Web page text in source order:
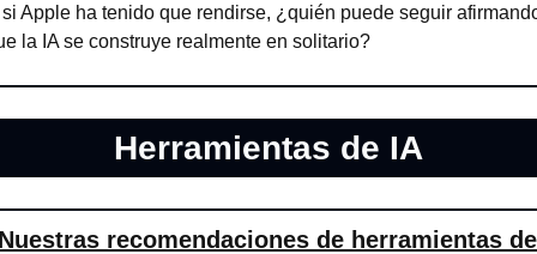
Apple ha tenido que rendirse, ¿quién puede seguir
la IA se construye realmente en solitario?
Herramientas de IA
recomendaciones de herramientas